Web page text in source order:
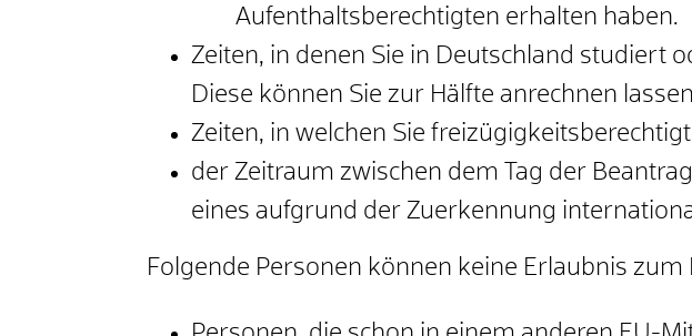
Aufenthaltsberechtigten erhalten haben.
Zeiten, in denen Sie in Deutschland studiert
Diese können Sie zur Hälfte anrechnen
Zeiten, in welchen Sie
der Zeitraum zwischen dem Tag der
eines aufgrund der Zuerkennung
Folgende Personen können keine Erlaubnis